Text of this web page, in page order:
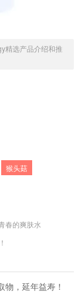
精选产品介绍和推
猴头菇
春的爽肤水
，延年益寿！